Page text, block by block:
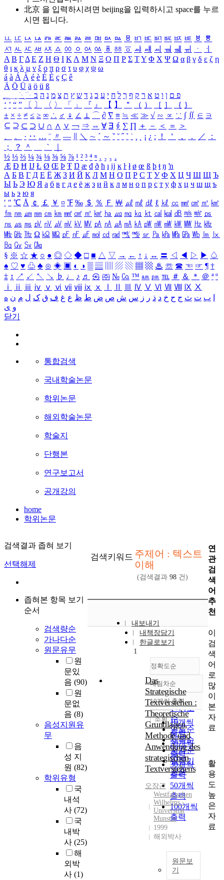
北京 을 입력하시려면 beijing을 입력하시고 space를 누르
시면 됩니다.
ㅥ ㅦ ㅧ ㅨ ㅩ ㅪ ㅫ ㅬ ㅭ ㅮ ㅯ ㅰ ㅱ ㅲ ㅳ ㅴ ㅵ ㅶ ㅷ ㅸ
ㅹ
ㅺ ㅻ ㅼ ㅽ ㅾ ㅿ ㆀ ㆁ ㆂ ㆃ ㆄ ㆅ ㆆ ㆇ ㆈ ㆉ ㆊ ㆋ ㆌ ㆍ
ㆎ
Α Β ΓΔ Ε Ζ Η Θ Ι ΚΛ Μ Ν Ξ Ο Π Ρ Σ ΤΥ Φ Χ Ψ Ω α β γ δ ε ζ η
θ ι κ λ μ ν ξ ο π ρ σ τ υ φ χ ψ ω
á à Á À é è É È ç Ç ê
Ä Ö Ü ä ö ü ß
ִֶֹ ֻּ ׁׂ פ ם ן ו ט א ר ק ף ך ל ח י ע כ ג ד ש ץ ת צ מ נ ה ב
‘ ’ “ ” 〔 〕 〈 〉 「 」 『 』 【 】 ＂ （ ） ［ ］ ｛ ｝
± × ÷ ≠ ≤ ≥ ∞ ∴ ♂ ♀ ∠ ⊥ ⌒ ∂ ∇ ≡ ≒ ≪ ≫ √ ∽ ∝ ∵ ∫ ∬ ∈ ∋
⊆ ⊇ ⊂ ⊃ ∪ ∩ ∧ ∨ ￢ ⇒ ⇔ ∀ ∃ ∮ ∑ ∏ ＋ － ＜ ＝
＞
、
。 · ‥ … ¨ 〃 ― ＼ ∼ ´ ～ ˇ ˘ ˝ ˚ ˙ ¸ ¡ ¿ ː ！ ＇ ， ． ／
：
；
？ ＾ ｀
½ ⅓ ⅔ ¼ ¾ ⅛ ⅜ ⅝ ⅞ ¹ ² ³ ⁴ ⁿ ₁ ₂ ₃ ₄
Æ Ð Ħ Ĳ Ł Ø Œ Þ Ŧ Ŋ æ đ ð ħ ı ĳ ĸ ŀ ł ø œ ß þ ŧ ŋ ŉ
А Б В Г Д Е Ё Ж З И Й К Л М Н О П Р С Т У Ф Х Ц Ч Ш Щ Ъ
Ы Ь Э Ю Я а б в г д е ё ж з и й к л м н о п р с т у ф х ц ч ш щ ъ
ы ь э ю я
′ ″ ℃ Å ￠ ￡ ￥ ¤ ℉ ‰ ＄ ％ Ｆ ￦ ㎕ ㎖ ㎗ ℓ ㎘ ㏄ ㎣ ㎤ ㎥ ㎦
㎙ ㎚ ㎛ ㎜ ㎝ ㎞ ㎟ ㎠ ㎡ ㎢ ㏊ ㎍ ㎎ ㎏ ㏏ ㎈ ㎉ ㏈ ㎧ ㎨ ㎰
㎱ ㎲ ㎳ ㎴ ㎵ ㎶ ㎷ ㎸ ㎹ ㎀ ㎁ ㎂ ㎃ ㎄ ㎺ ㎻ ㎽ ㎾ ㎿ ㎐ ㎑
㎒ ㎓ ㎔ Ω ㏀ ㏁ ㎊ ㎋ ㎌ ㏖ ㏅ ㎭ ㎮ ㎯ ㏛ ㎩ ㎪ ㎫ ㎬ ㏝ ㏐
㏓
㏃ ㏉ ㏜ ㏆
§ ※ ☆ ★ ○ ● ◎ ◇ ◆ □ ■ △ ▽ → ← ↑ ↓ ↔ 〓 ◁ ◀ ▷ ▶ ♤
♠ ♡ ♥ ♧ ♣ ⊙ ◈ ▣ ◐ ◑ ▒ ▤ ▨ ▧ ▦ ▩ ♨ ☏ ☎ ☜ ☞ ¶ †
‡ ↕ ↗ ↙ ↖ ↘ ♭ ♩ ♪ ♬ ㉿ ㈜ № ㏇ ™ ㏂ ㏘ ℡ ＃ ＆ ＊ ＠ ª º
ⅰ
ⅱ ⅲ ⅳ ⅴ ⅵ ⅶ ⅷ ⅸ ⅹ Ⅳ Ⅴ Ⅵ Ⅶ Ⅷ Ⅸ Ⅹ
ب ت ث ج ح خ د ذ ر ز س ش ص ض ط ظ ع غ ف ق ک ل م ن ه
و ی
닫기
통합검색
국내학술논문
학위논문
해외학술논문
학술지
단행본
연구보고서
공개강의
home
학위논문
검색결과 좁혀 보기
선택해제
좁혀본 항목 보기
순서
검색량순
가나다순
원문유무
원
문있
음 (90)
원
문없
음 (8)
음성지원유
무
음
성 지
원 (82)
학위유형
국
내석
사 (72)
국
내박
사 (25)
해
외박
사 (1)
검색키워드 주제어 : 텍스트
이해
(검색결과 98 건)
내보내기
내책장담기
한글로보기
정확도순
정확도
순
인기도
순
연도순
제목순
저자순
발행기
관순
내림차순
내림차순
10개씩 출력
10개씩
출력
20개씩
출력
30개씩
출력
50개씩
출력
100개씩
출력
조회
1
Das
Strategische
Textverstehen :
Theoretische
Grundlagen,
Methode und
Anwendung des
strategischen
Textverstehens
오장근
Westfalischen
Wilhelms -
Universitat
Munster
1999
해외박사
원문보
기
연
관
검
색
어
추
천
이
검
색
어
로
많
이
본
자
료
활
용
도
높
은
자
료